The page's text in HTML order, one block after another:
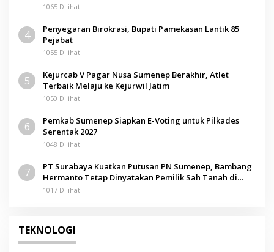
1065 Dilihat
4
Penyegaran Birokrasi, Bupati Pamekasan Lantik 85
Pejabat
1055 Dilihat
5
Kejurcab V Pagar Nusa Sumenep Berakhir, Atlet
Terbaik Melaju ke Kejurwil Jatim
1050 Dilihat
6
Pemkab Sumenep Siapkan E-Voting untuk Pilkades
Serentak 2027
1048 Dilihat
7
PT Surabaya Kuatkan Putusan PN Sumenep, Bambang
Hermanto Tetap Dinyatakan Pemilik Sah Tanah di
Pamolokan
1017 Dilihat
TEKNOLOGI